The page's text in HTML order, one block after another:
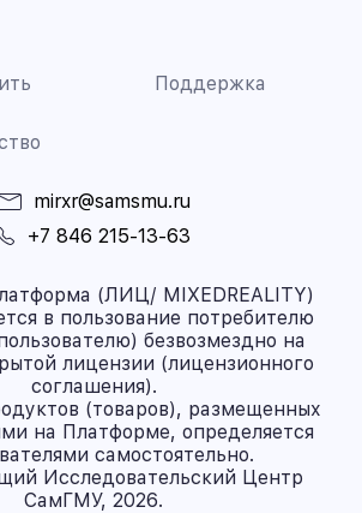
Поддержка
mirxr@samsmu.ru
+7 846 215-13-63
(ЛИЦ/ MIXEDREALITY)
в пользование потребителю
безвозмездно на
лицензии (лицензионного
соглашения).
(товаров), размещенных
на Платформе, определяется
самостоятельно.
Исследовательский Центр
СамГМУ, 2026.